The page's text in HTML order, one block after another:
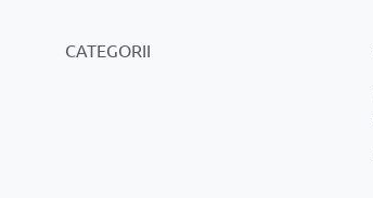
CATEGORII